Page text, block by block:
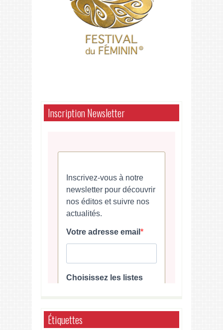
Inscription Newsletter
Étiquettes